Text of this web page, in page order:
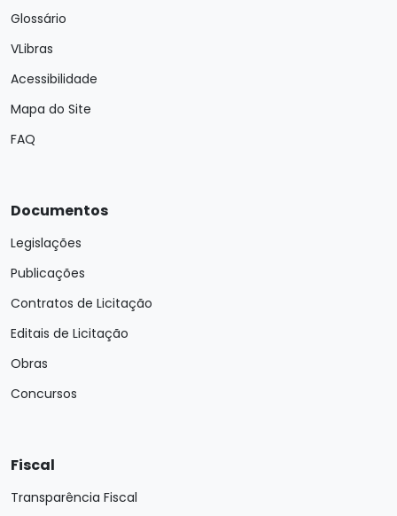
Glossário
VLibras
Acessibilidade
Mapa do Site
FAQ
Documentos
Legislações
Publicações
Contratos de Licitação
Editais de Licitação
Obras
Concursos
Fiscal
Transparência Fiscal